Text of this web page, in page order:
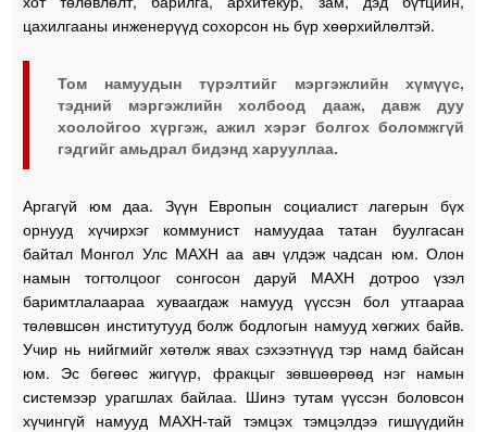
цахилгааны инженерүүд сохорсон нь бүр хөөрхийлөлтэй.
Том намуудын түрэлтийг мэргэжлийн хүмүүс,
тэдний мэргэжлийн холбоод дааж, давж дуу
хоолойгоо хүргэж, ажил хэрэг болгох боломжгүй
гэдгийг амьдрал бидэнд харууллаа.
Аргагүй юм даа. Зүүн Европын социалист лагерын бүх
орнууд хүчирхэг коммунист намуудаа татан буулгасан
байтал Монгол Улс МАХН аа авч үлдэж чадсан юм. Олон
намын тогтолцоог сонгосон даруй МАХН дотроо үзэл
баримтлалаараа хуваагдаж намууд үүссэн бол утгаараа
төлөвшсөн институтууд болж бодлогын намууд хөгжих байв.
Учир нь нийгмийг хөтөлж явах сэхээтнүүд тэр намд байсан
юм. Эс бөгөөс жигүүр, фракцыг зөвшөөрөөд нэг намын
системээр урагшлах байлаа. Шинэ тутам үүссэн боловсон
хүчингүй намууд МАХН-тай тэмцэх тэмцэлдээ гишүүдийн